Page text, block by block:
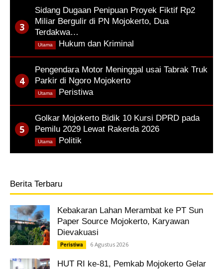
Sidang Dugaan Penipuan Proyek Fiktif Rp2
Miliar Bergulir di PN Mojokerto, Dua
Terdakwa…
Hukum dan Kriminal
Utama
Pengendara Motor Meninggal usai Tabrak Truk
Parkir di Ngoro Mojokerto
Peristiwa
Utama
Golkar Mojokerto Bidik 10 Kursi DPRD pada
Pemilu 2029 Lewat Rakerda 2026
Politik
Utama
Berita Terbaru
Kebakaran Lahan Merambat ke PT Sun
Paper Source Mojokerto, Karyawan
Dievakuasi
Peristiwa 6 Agustus 2026
HUT RI ke-81, Pemkab Mojokerto Gelar